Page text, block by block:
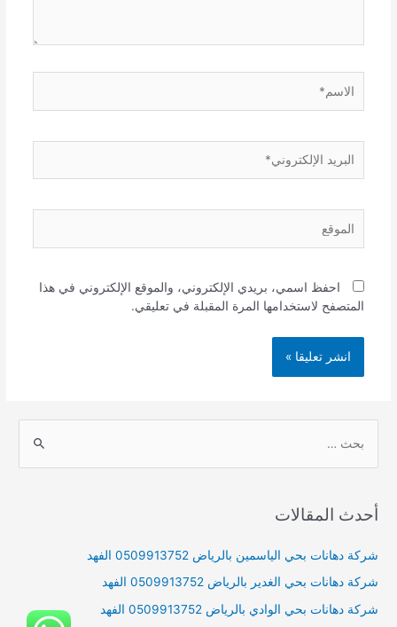
الإلكتروني*
احفظ اسمي، بريدي الإلكتروني، والموقع الإلكتروني في هذا
المتصفح لاستخدامها المرة المقبلة في تعليقي.
r
c
h
أحدث المقالات
شركة دهانات بحي الياسمين بالرياض 0509913752 الفهد
شركة دهانات بحي الغدير بالرياض 0509913752 الفهد
شركة دهانات بحي الوادي بالرياض 0509913752 الفهد